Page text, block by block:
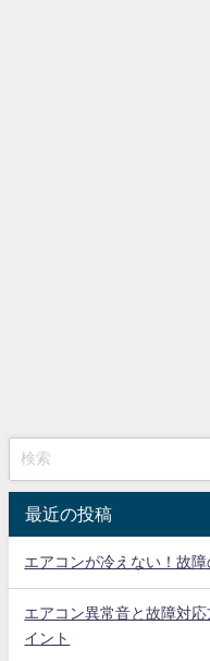
最近の投稿
エアコンが冷えない！故
エアコン異常音と故障対
イント